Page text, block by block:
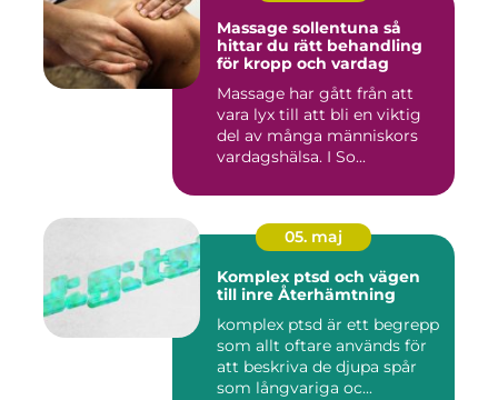
Massage sollentuna så
hittar du rätt behandling
för kropp och vardag
Massage har gått från att
vara lyx till att bli en viktig
del av många människors
vardagshälsa. I So...
05. maj
Komplex ptsd och vägen
till inre Återhämtning
komplex ptsd är ett begrepp
som allt oftare används för
att beskriva de djupa spår
som långvariga oc...